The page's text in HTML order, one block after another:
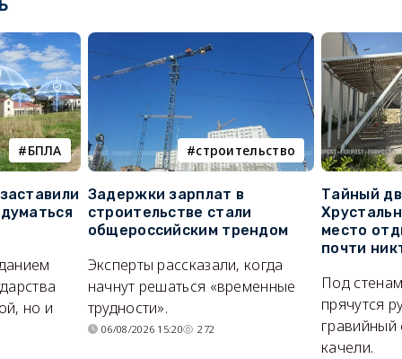
БПЛА
но и
строительство
Задержки зарплат в
строительстве стали
общероссийским трендом
Эксперты рассказали, когда
начнут решаться «временные
трудности».
06/08/2026 15:20 272
Тайный
место
почти
Под
прячутся
качели.